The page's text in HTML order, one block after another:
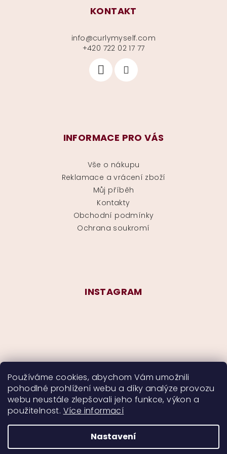
Používáme cookies, abychom Vám umožnili
pohodlné prohlížení webu a díky analýze provozu
webu neustále zlepšovali jeho funkce, výkon a
použitelnost. Více informací
Nastavení
KONTAKT
info@curlymyself.com
+420 722 02 17 77
INFORMACE PRO VÁS
Vše o nákupu
Reklamace a vrácení zboží
Můj příběh
Kontakty
Obchodní podmínky
Ochrana soukromí
INSTAGRAM
Sledovat na Instagramu